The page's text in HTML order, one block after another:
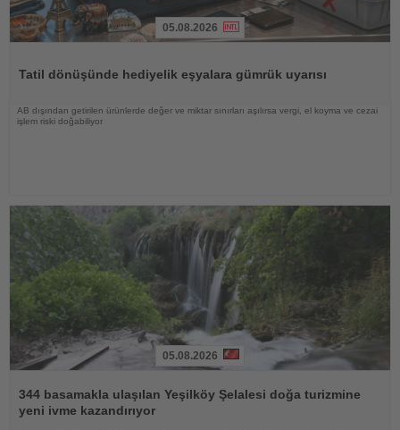
05.08.2026
Tatil dönüşünde hediyelik eşyalara gümrük uyarısı
AB dışından getirilen ürünlerde değer ve miktar sınırları aşılırsa vergi, el koyma ve cezai
işlem riski doğabiliyor
Oku
05.08.2026
344 basamakla ulaşılan Yeşilköy Şelalesi doğa turizmine
yeni ivme kazandırıyor